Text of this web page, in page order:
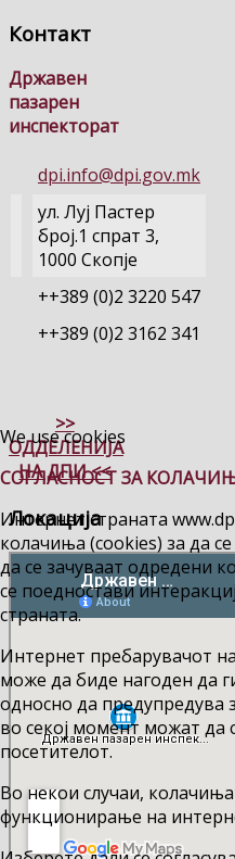
Контакт
Државен
пазарен
инспекторат
dpi.info@dpi.gov.mk
ул. Луј Пастер
број.1 спрат 3,
1000 Скопје
++389 (0)2 3220 547
++389 (0)2 3162 341
>>
ОДДЕЛЕНИЈА
НА ДПИ <<
Локација
We use cookies
СОГЛАСНОСТ ЗА
Интернет страната
колачиња (cookies) за да
да се зачуваат одредени
се поедностави
страната.
Интернет пребарувачот
може да биде нагоден да
односно да предупредува
во секој момент можат да
посетителот.
Во некои случаи,
функционирање на